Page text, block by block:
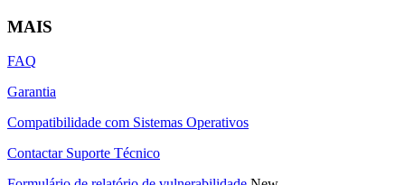
MAIS
FAQ
Garantia
Compatibilidade com Sistemas Operativos
Contactar Suporte Técnico